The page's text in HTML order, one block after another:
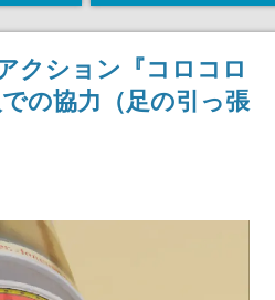
社員の
ム会社
へ対応
描く
戦略RPG『Beaten
Path』2027年に発売
へ。PC（Steam）、
PS5、Xbox、Switch向
けにリリース予定
クション『コロコロ
の協力（足の引っ張